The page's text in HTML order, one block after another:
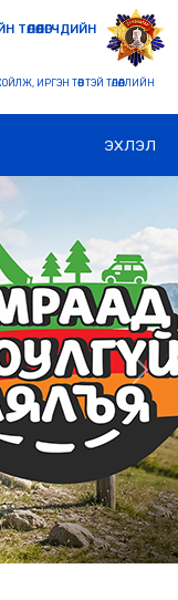
ИРГЭН ТӨВТЭЙ ТӨЛӨӨЛЛИЙН
ЭХЛЭЛ
Next